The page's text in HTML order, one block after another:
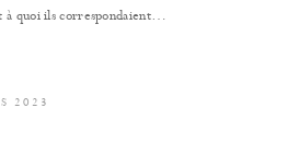
à quoi ils correspondaient…
2023